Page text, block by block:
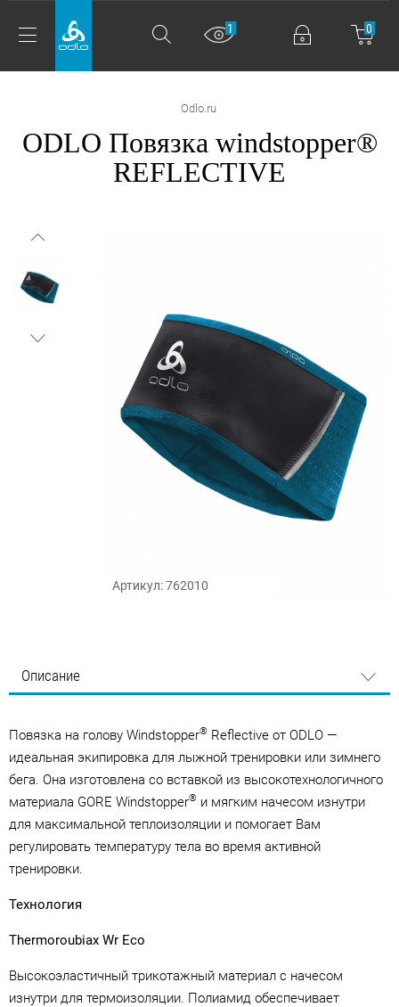
0
1
Odlo.ru
ODLO Повязка windstopper®
REFLECTIVE
Артикул: 762010
Описание
Повязка на голову Windstopper® Reflective от ODLO —
идеальная экипировка для лыжной тренировки или зимнего
бега. Она изготовлена со вставкой из высокотехнологичного
материала GORE Windstopper® и мягким начесом изнутри
для максимальной теплоизоляции и помогает Вам
регулировать температуру тела во время активной
тренировки.
Технология
Thermoroubiax Wr Eco
Высокоэластичный трикотажный материал с начесом
изнутри для термоизоляции. Полиамид обеспечивает